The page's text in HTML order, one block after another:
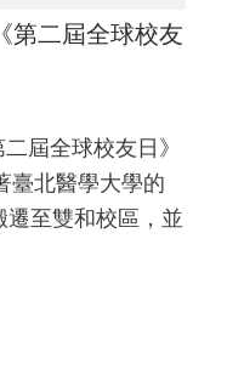
第二屆全球校友
屆全球校友日》
臺北醫學大學的
至雙和校區，並